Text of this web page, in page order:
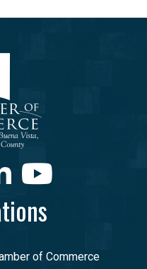
Youtube
of Commerce